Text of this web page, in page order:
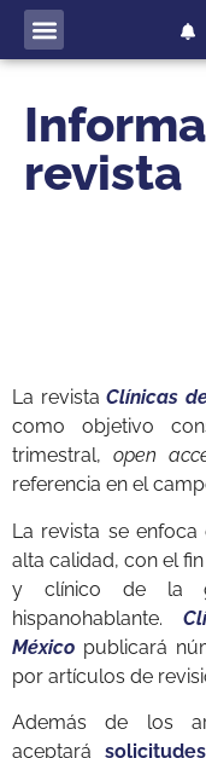
revista
La revistaClínicas
como objetivo
trimestral, open
referencia en el
La revista se
alta calidad, con el
y clínico de la
hispanohablante.
México publicará
por artículos de
Además de los
aceptará